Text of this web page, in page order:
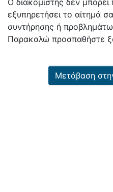
Ο διακομιστής δεν
εξυπηρετήσει το αίτημά
συντήρησης ή
Παρακαλώ προσπαθήστε
Μετάβαση